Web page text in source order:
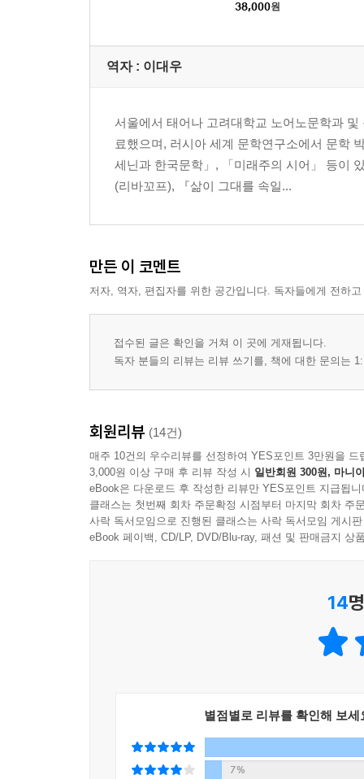
38,000원
역자 : 이대우
서울에서 태어나 고려대학교 노어노문학과
료했으며, 러시아 세계 문학연구소에서 문학
세닌과 한국문학」, 「미래주의 시어」 등이
(리바꼬프), 『삶이 그대를 속일...
만든 이 코멘트
저자, 역자, 편집자를 위한 공간입니다. 독자들에게 전하
접수된 글은 확인을 거쳐 이 곳에 게재됩니다.
독자 분들의 리뷰는 리뷰 쓰기를, 책에 대한 문의는
회원리뷰 (14건)
매주 10건의 우수리뷰를 선정하여 YES포인트 3만원을 드
3,000원 이상 구매 후 리뷰 작성 시 일반회원 300원, 마니
eBook은 다운로드 후 작성한 리뷰만 YES포인트 지급됩니
클래스는 첫번째 회차 주문확정 시점부터 마지막 회차 주
사락 독서모임으로 진행된 클래스는 사락 독서모임 게시
eBook 페이백, CD/LP, DVD/Blu-ray, 패션 및 판매금지 상
14
별점별로 리뷰를 확인해 보세
7%